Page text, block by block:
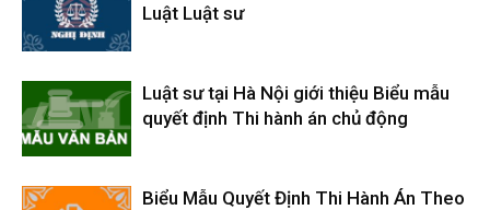
Luật Luật sư
Luật sư tại Hà Nội giới thiệu Biểu mẫu
quyết định Thi hành án chủ động
Biểu Mẫu Quyết Định Thi Hành Án Theo